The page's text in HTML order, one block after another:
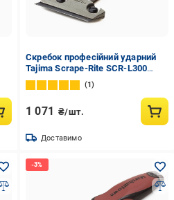
Скребок професійний ударний
Tajima Scrape-Rite SCR-L300
(1105-0350)
1
1 071 ₴/шт.
Доставимо